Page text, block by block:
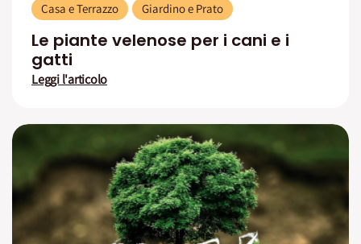
Casa e Terrazzo Giardino e Prato
Le piante velenose per i cani e i
gatti
Leggi l'articolo